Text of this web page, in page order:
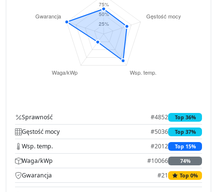
Sprawność #4852 Top 36%
Gęstość mocy #5036 Top 37%
Wsp. temp. #2012 Top 15%
Waga/kWp #10066 74%
Gwarancja #21 Top 0%